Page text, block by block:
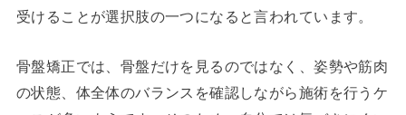
受けることが選択肢の一つになると言われています。
骨盤矯正では、骨盤だけを見るのではなく、姿勢や筋肉
の状態、体全体のバランスを確認しながら施術を行うケ